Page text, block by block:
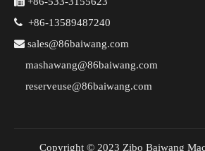
 +86-13589487240
 sales@86baiwang.com
mashawang@86baiwang.com
reserveuse@86baiwang.com
Copyright © 2023 Zibo Baiwang